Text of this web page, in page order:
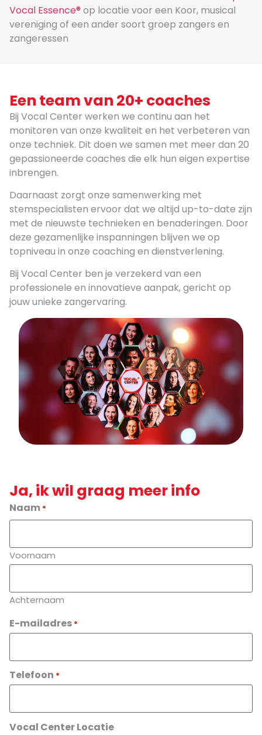
Vocal Essence® op locatie voor een Koor, musical
vereniging of een ander soort groep zangers en
zangeressen
Een team van 20+ coaches
Bij Vocal Center werken we continu aan het
monitoren van onze kwaliteit en het verbeteren van
onze techniek. Dit doen we samen met meer dan 20
gepassioneerde coaches die elk hun eigen expertise
inbrengen.
Daarnaast zorgt onze samenwerking met
stemspecialisten ervoor dat we altijd up-to-date zijn
met de nieuwste technieken en benaderingen. Door
deze gezamenlijke inspanningen blijven we op
topniveau in onze coaching en dienstverlening.
Bij Vocal Center ben je verzekerd van een
professionele en innovatieve aanpak, gericht op
jouw unieke zangervaring.
Ja, ik wil graag meer info
Naam *
Voornaam
Achternaam
E-mailadres *
Telefoon *
Vocal Center Locatie